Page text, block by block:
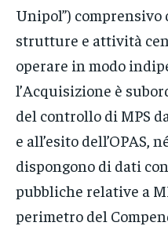
Unipol”)
strutture e attività
operare in modo
l’Acquisizione è
del controllo di MPS
e all’esito dell’OPAS,
dispongono di dati
pubbliche relative a
perimetro del